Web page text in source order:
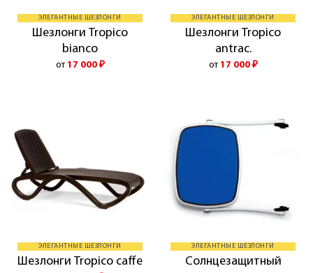
ЭЛЕГАНТНЫЕ ШЕЗЛОНГИ
Шезлонги Tropico
bianco
от 17 000 ₽
ЭЛЕГАНТНЫЕ ШЕЗЛОНГИ
Шезлонги Tropico
antrac.
от 17 000 ₽
ЭЛЕГАНТНЫЕ ШЕЗЛОНГИ
Шезлонги Tropico caffe
ЭЛЕГАНТНЫЕ ШЕЗЛОНГИ
Солнцезащитный